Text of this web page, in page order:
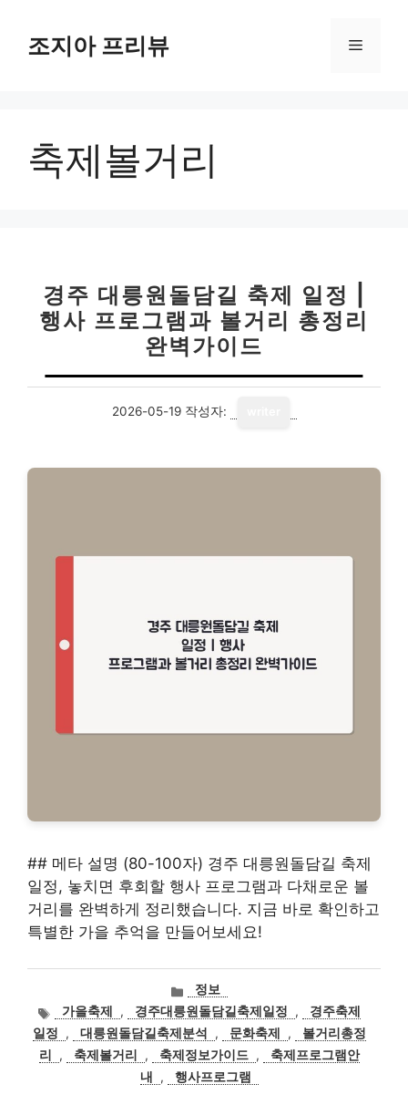
조지아 프리뷰 메
축제볼거리
경주 대릉원돌담길 축제 일정 |
행사 프로그램과 볼거리 총정리
완벽가이드
2026-05-19 작성자:
## 메타 설명 (80-100자) 경주 대릉원돌담길 축제
일정, 놓치면 후회할 행사 프로그램과 다채로운 볼
거리를 완벽하게 정리했습니다. 지금 바로 확인하고
특별한 가을 추억을 만들어보세요!
카
테
고
리
정보
태
그
가을축제 , 경주대릉원돌담길축제일정 ,
경주축제
일정
, 대릉원돌담길축제분석 , 문화축제 ,
볼거리총정
리
, 축제볼거리 , 축제정보가이드 ,
축제프로그램안
내
, 행사프로그램